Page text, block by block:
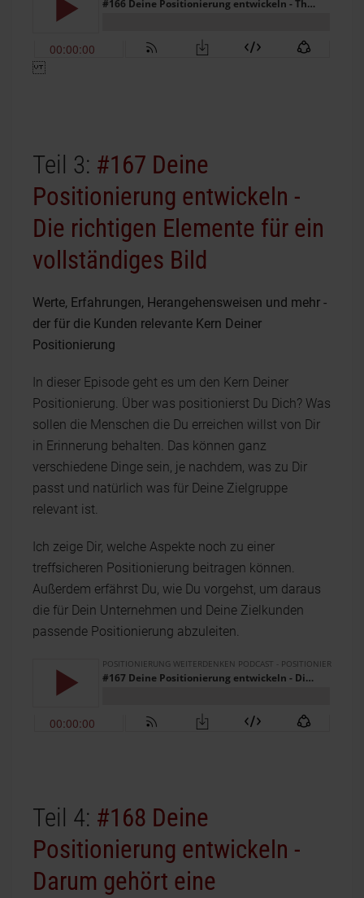
Teil 3: #167 Deine
Positionierung entwickeln -
Die richtigen Elemente für ein
vollständiges Bild
Werte, Erfahrungen, Herangehensweisen und mehr -
der für die Kunden relevante Kern Deiner
Positionierung
In dieser Episode geht es um den Kern Deiner
Positionierung. Über was positionierst Du Dich? Was
sollen die Menschen die Du erreichen willst von Dir
in Erinnerung behalten. Das können ganz
verschiedene Dinge sein, je nachdem, was zu Dir
passt und natürlich was für Deine Zielgruppe
relevant ist.
Ich zeige Dir, welche Aspekte noch zu einer
treffsicheren Positionierung beitragen können.
Außerdem erfährst Du, wie Du vorgehst, um daraus
die für Dein Unternehmen und Deine Zielkunden
passende Positionierung abzuleiten.
Teil 4: #168 Deine
Positionierung entwickeln -
Darum gehört eine